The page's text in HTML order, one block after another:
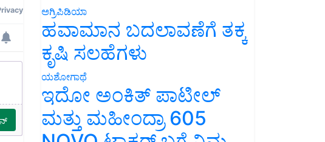
ಅಗ್ರಿಪಿಡಿಯಾ
ಹವಾಮಾನ ಬದಲಾವಣೆಗೆ ತಕ್ಕ
ಕೃಷಿ ಸಲಹೆಗಳು
ಯಶೋಗಾಥೆ
ಇದೋ ಅಂಕಿತ್ ಪಾಟೀಲ್
ಮತ್ತು ಮಹೀಂದ್ರಾ 605